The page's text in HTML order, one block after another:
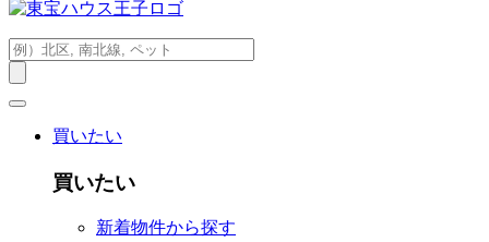
買いたい
買いたい
新着物件から探す